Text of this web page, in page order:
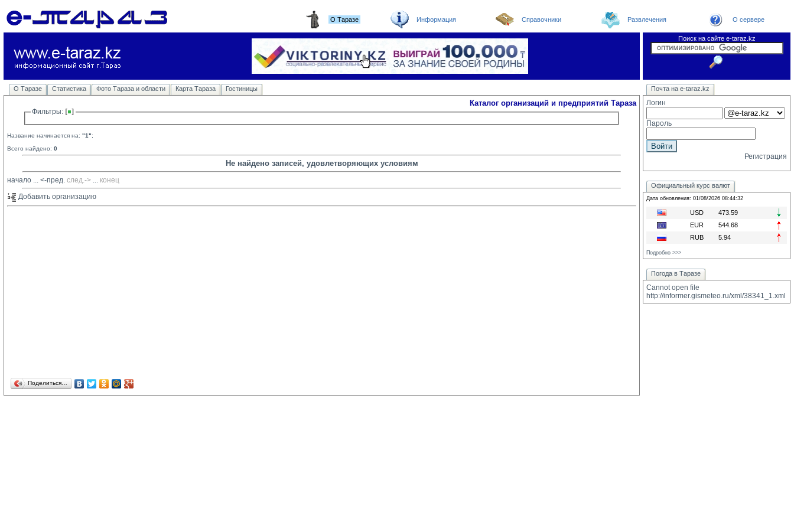
О Таразе Информация Справочники Развлечения О сервере
Поиск на сайте e-taraz.kz
О Таразе Статистика Фото Тараза и области Карта Тараза Гостиницы Новости Погода в Таразе
Телефоный справочник
Видеоконференция
Новости e-taraz Замечания и предложения
Каталог организаций и предприятий Тараза
Фильтры:
Название начинается на: "1";
Всего найдено: 0
Не найдено записей, удовлетворяющих условиям
начало ... <-пред. след.-> ... конец
Добавить организацию
Поделиться…
Почта на e-taraz.kz
Логин
Пароль
Регистрация
Официальный курс валют
Дата обновления: 01/08/2026 08:44:32
USD
473.59
EUR
544.68
RUB
5.94
Подробно >>>
Погода в Таразе
Cannot open file
http://informer.gismeteo.ru/xml/38341_1.xml